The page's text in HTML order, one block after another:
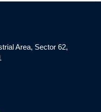
Area, Sector 62,